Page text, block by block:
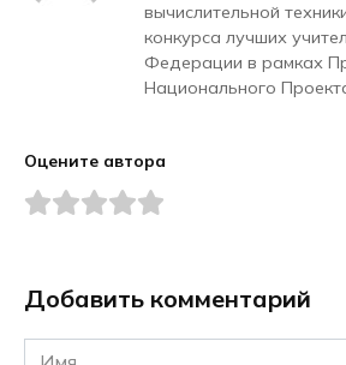
вычислительной
конкурса лучших
Федерации в рамках
Национального
Оцените автора
Добавить комментарий
Имя